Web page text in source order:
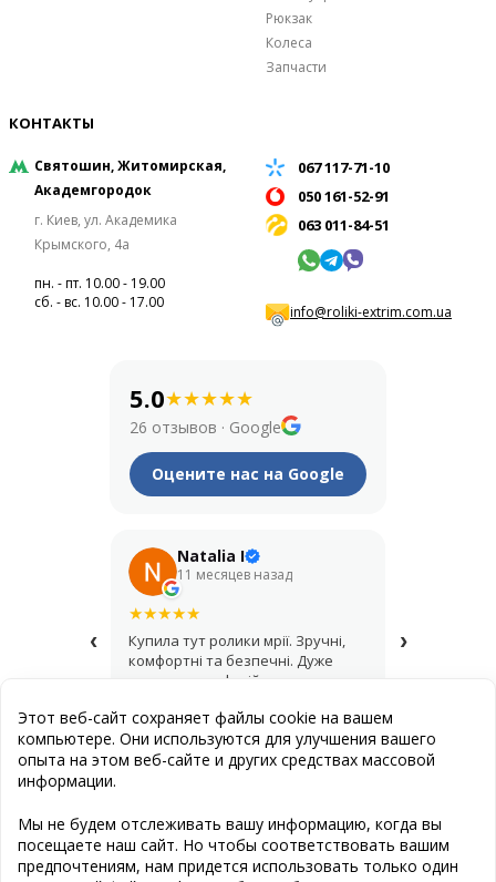
Рюкзак
Колеса
Запчасти
КОНТАКТЫ
Святошин, Житомирская,
Академгородок
г. Киев, ул. Академика
Крымского, 4а
пн. - пт. 10.00 - 19.00
сб. - вс. 10.00 - 17.00
067 117-71-10
050 161-52-91
063 011-84-51
info@roliki-extrim.com.ua
5.0★★★★★
26 отзывов · Google
Оцените нас на Google
‹
Natalia I
11 месяцев назад
★★★★★
Купила тут ролики мрії. Зручні,
комфортні та безпечні. Дуже
дякую за професійну
вибором.
›
Публичная оферта
Создание сайта : Эстет Дизайн Студия
Этот веб-сайт сохраняет файлы cookie на вашем
компьютере. Они используются для улучшения вашего
опыта на этом веб-сайте и других средствах массовой
информации.
Мы не будем отслеживать вашу информацию, когда вы
посещаете наш сайт. Но чтобы соответствовать вашим
предпочтениям, нам придется использовать только один